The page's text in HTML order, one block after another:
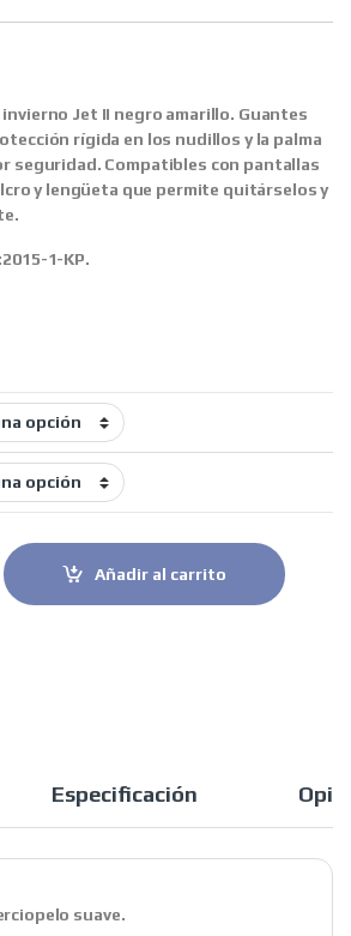
Jet II negro amarillo. Guantes
rígida en los nudillos y la palma
seguridad. Compatibles con pantallas
y lengüeta que permite quitárselos y
1-KP.
Jet II negro amarillo quantity
Añadir al carrito
Especificación
suave.